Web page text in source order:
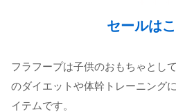
セールは
フラフープは子供のおもちゃとし
のダイエットや体幹トレーニング
イテムです。